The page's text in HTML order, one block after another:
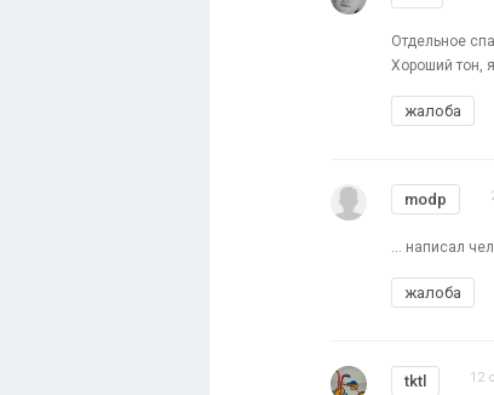
Отдельное
Хороший тон,
жалоба
modp
... написал
жалоба
tktl 12